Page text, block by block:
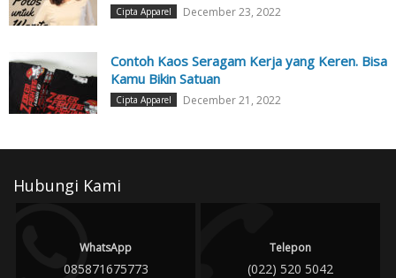
Cipta Apparel December 23, 2022
Contoh Kaos Seragam Kerja yang Keren. Bisa
Kamu Bikin Satuan
Cipta Apparel December 21, 2022
Hubungi Kami
WhatsApp
085871675773
Telepon
(022) 520 5042